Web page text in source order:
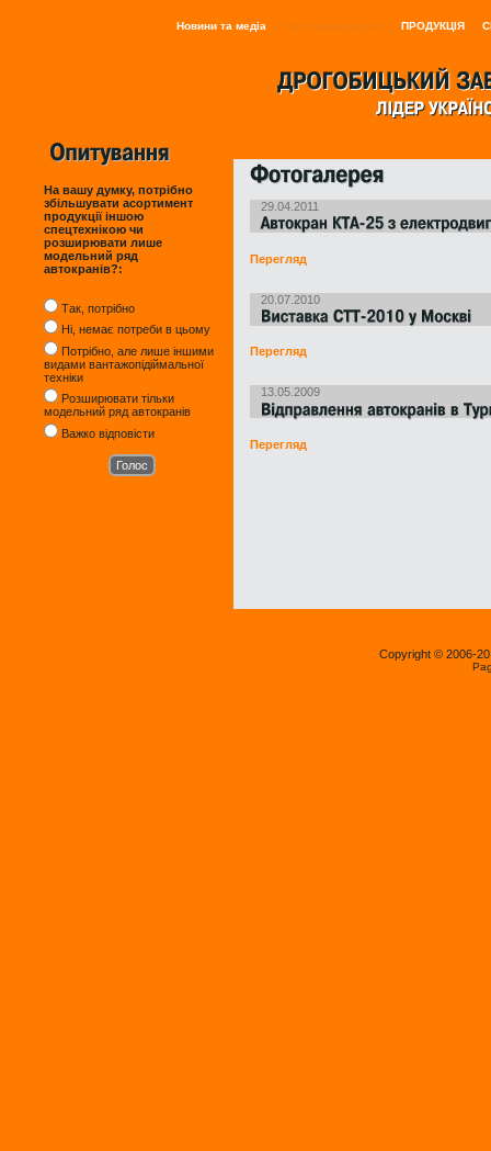
Новини та медіа ПРОДУКЦІЯ
На вашу думку, потрібно
збільшувати асортимент
продукції іншою
спецтехнікою чи
розширювати лише
модельний ряд
автокранів?:
Так, потрібно
Ні, немає потреби в цьому
Потрібно, але лише іншими
видами вантажопідіймальної
техніки
Розширювати тільки
модельний ряд автокранів
Важко відповісти
29.04.2011
Перегляд
20.07.2010
Перегляд
13.05.2009
Перегляд
Copyright © 2006-